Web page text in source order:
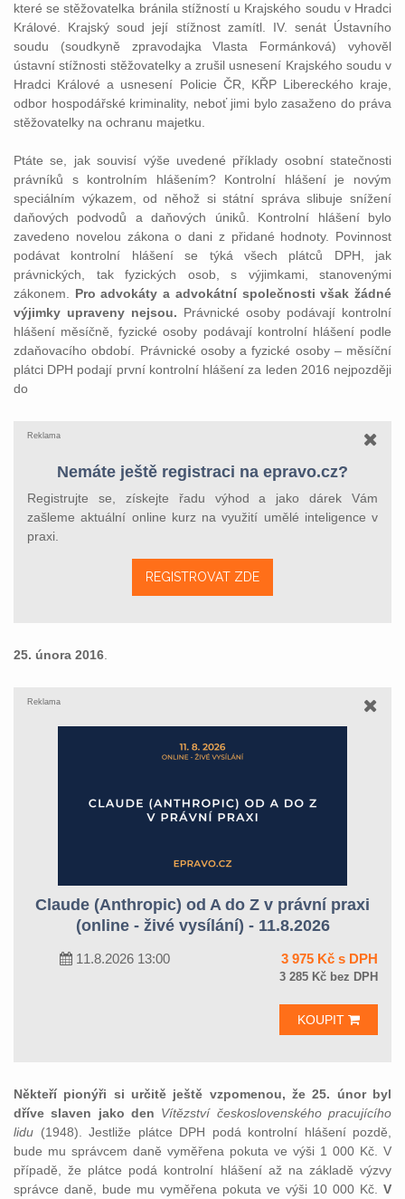
které se stěžovatelka bránila stížností u Krajského soudu v Hradci
Králové. Krajský soud její stížnost zamítl. IV. senát Ústavního
soudu (soudkyně zpravodajka Vlasta Formánková) vyhověl
ústavní stížnosti stěžovatelky a zrušil usnesení Krajského soudu v
Hradci Králové a usnesení Policie ČR, KŘP Libereckého kraje,
odbor hospodářské kriminality, neboť jimi bylo zasaženo do práva
stěžovatelky na ochranu majetku.
Ptáte se, jak souvisí výše uvedené příklady osobní statečnosti
právníků s kontrolním hlášením? Kontrolní hlášení je novým
speciálním výkazem, od něhož si státní správa slibuje snížení
daňových podvodů a daňových úniků. Kontrolní hlášení bylo
zavedeno novelou zákona o dani z přidané hodnoty. Povinnost
podávat kontrolní hlášení se týká všech plátců DPH, jak
právnických, tak fyzických osob, s výjimkami, stanovenými
zákonem. Pro advokáty a advokátní společnosti však žádné
výjimky upraveny nejsou. Právnické osoby podávají kontrolní
hlášení měsíčně, fyzické osoby podávají kontrolní hlášení podle
zdaňovacího období. Právnické osoby a fyzické osoby – měsíční
plátci DPH podají první kontrolní hlášení za leden 2016 nejpozději
do
Reklama
Nemáte ještě registraci na epravo.cz?
Registrujte se, získejte řadu výhod a jako dárek Vám
zašleme aktuální online kurz na využití umělé inteligence v
praxi.
REGISTROVAT ZDE
25. února 2016
Reklama
Claude (Anthropic) od A do Z v právní praxi
(online - živé vysílání) - 11.8.2026
11.8.2026 13:00 3 975 Kč s DPH
3 285 Kč bez DPH
KOUPIT
Někteří pionýři si určitě ještě vzpomenou, že 25. únor byl
dříve slaven jako den Vítězství československého pracujícího
lidu (1948). Jestliže plátce DPH podá kontrolní hlášení pozdě,
bude mu správcem daně vyměřena pokuta ve výši 1 000 Kč. V
případě, že plátce podá kontrolní hlášení až na základě výzvy
správce daně, bude mu vyměřena pokuta ve výši 10 000 Kč. V